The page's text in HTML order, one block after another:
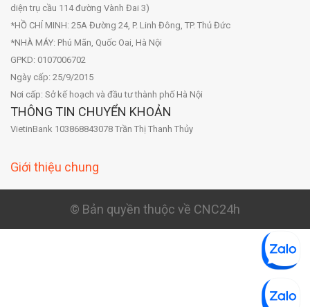
diện trụ cầu 114 đường Vành Đai 3)
*HỒ CHÍ MINH: 25A Đường 24, P. Linh Đông, TP. Thủ Đức
*NHÀ MÁY: Phú Mãn, Quốc Oai, Hà Nội
GPKD: 0107006702
Ngày cấp: 25/9/2015
Nơi cấp: Sở kế hoạch và đầu tư thành phố Hà Nội
THÔNG TIN CHUYỂN KHOẢN
VietinBank 103868843078 Trần Thị Thanh Thủy
Giới thiệu chung
© Bản quyền thuộc về CNC24h